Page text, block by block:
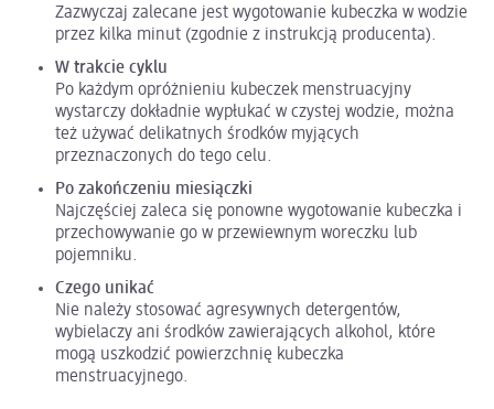
Zazwyczaj zalecane jest wygotowanie kubeczka w wodzie
przez kilka minut (zgodnie z instrukcją producenta).
W trakcie cyklu
Po każdym opróżnieniu kubeczek menstruacyjny
wystarczy dokładnie wypłukać w czystej wodzie, można
też używać delikatnych środków myjących
przeznaczonych do tego celu.
Po zakończeniu miesiączki
Najczęściej zaleca się ponowne wygotowanie kubeczka i
przechowywanie go w przewiewnym woreczku lub
pojemniku.
Czego unikać
Nie należy stosować agresywnych detergentów,
wybielaczy ani środków zawierających alkohol, które
mogą uszkodzić powierzchnię kubeczka
menstruacyjnego.